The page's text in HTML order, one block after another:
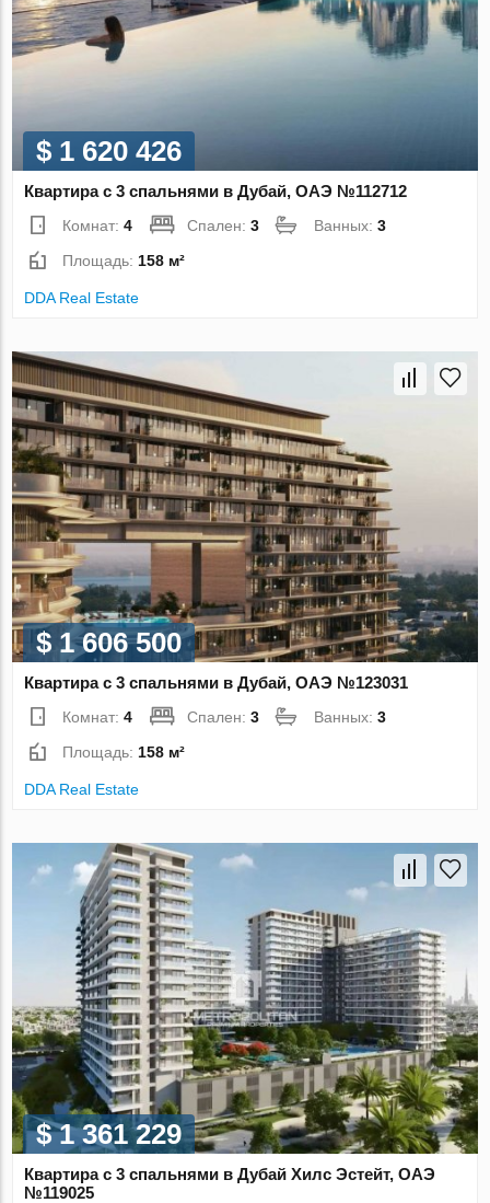
$ 1 620 426
Квартира с 3 спальнями в Дубай, ОАЭ №112712
Комнат:4 Спален:3 Ванных:3
Площадь:158 м²
DDA Real Estate
$ 1 606 500
Квартира с 3 спальнями в Дубай, ОАЭ №123031
Комнат:4 Спален:3 Ванных:3
Площадь: 158 м²
DDA Real Estate
$ 1 361 229
Квартира с 3 спальнями в Дубай Хилс Эстейт, ОАЭ
№119025